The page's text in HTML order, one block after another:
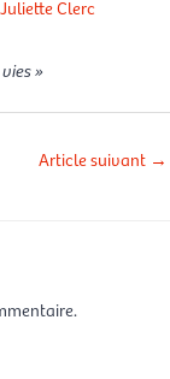
Juliette Clerc
»
Article suivant →